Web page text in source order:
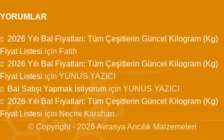
YORUMLAR
2026 Yılı Bal Fiyatları: Tüm Çeşitlerin Güncel Kilogram (Kg)
Fiyat Listesi için Fatih
2026 Yılı Bal Fiyatları: Tüm Çeşitlerin Güncel Kilogram (Kg)
Fiyat Listesi için YUNUS YAZICI
Bal Satışı Yapmak İstiyorum için YUNUS YAZICI
2026 Yılı Bal Fiyatları: Tüm Çeşitlerin Güncel Kilogram (Kg)
Fiyat Listesi için Necmi Karahan
© Copyright - 2026 Avrasya Arıcılık Malzemeleri